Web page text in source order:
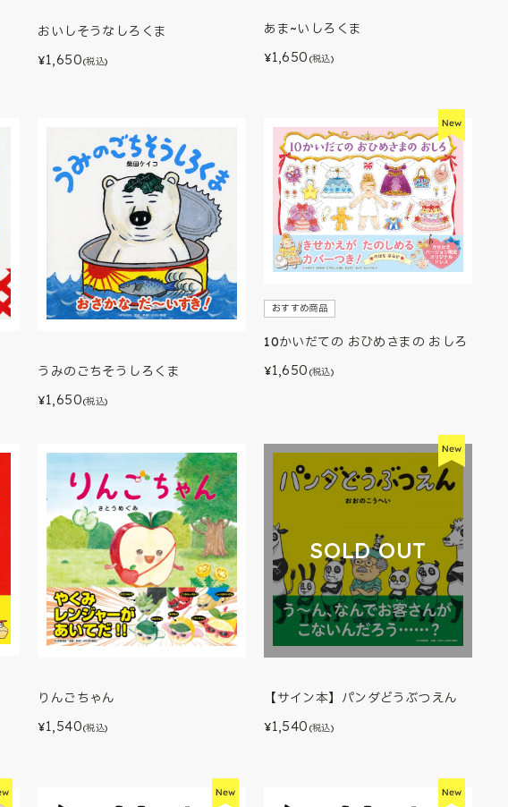
おいしそうなしろくま
¥1,650(税込)
あま~いしろくま
¥1,650 (税込)
うみのごちそうしろくま
¥1,650(税込)
おすすめ商品
10かいだての おひめさまの おしろ
¥1,650 (税込)
りんごちゃん
¥1,540(税込)
SOLD OUT
【サイン本】パンダどうぶつえん
¥1,540 (税込)